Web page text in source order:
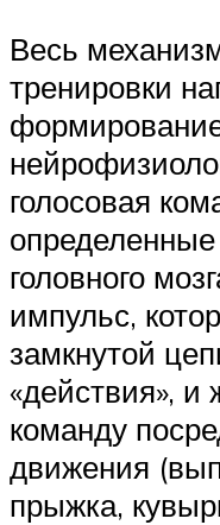
Весь
тренировки
голосовая
головного
импульс,
замкнутой
«действия», и
команду
движения
прыжка,